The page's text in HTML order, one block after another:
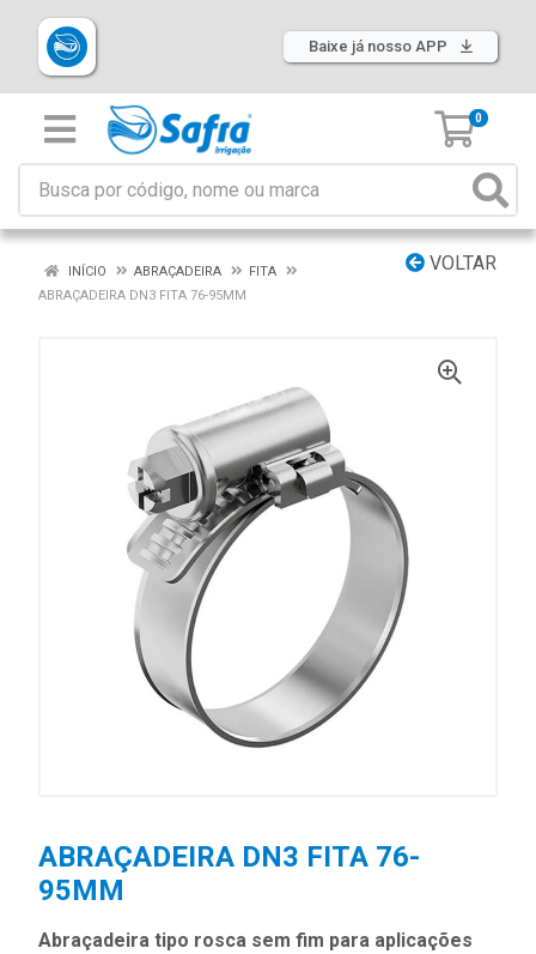
Baixe já nosso APP
0
VOLTAR
INÍCIO ABRAÇADEIRA
FITA
ABRAÇADEIRA DN3 FITA 76-95MM
ABRAÇADEIRA DN3 FITA 76-
95MM
Abraçadeira tipo rosca sem fim para aplicações